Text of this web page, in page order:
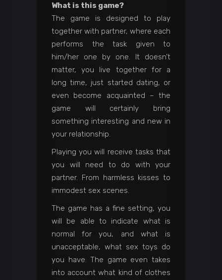
What is this game?
The game is designed to play
together with partner, where each
performs the task given to
him/her one by one. It doesn’t
matter, you live together for a
long time, just started dating, or
even become acquainted – the
game will certainly bring
something interesting and new in
your relationship.
Playing you will receive tasks that
you will need to do with your
partner. From harmless kisses to
immodest sex scenes.
The game has a fine setting, you
will be able to indicate what is
normal for you, and what is
unacceptable, what sex toys do
you have. The game even takes
into account what kind of clothes